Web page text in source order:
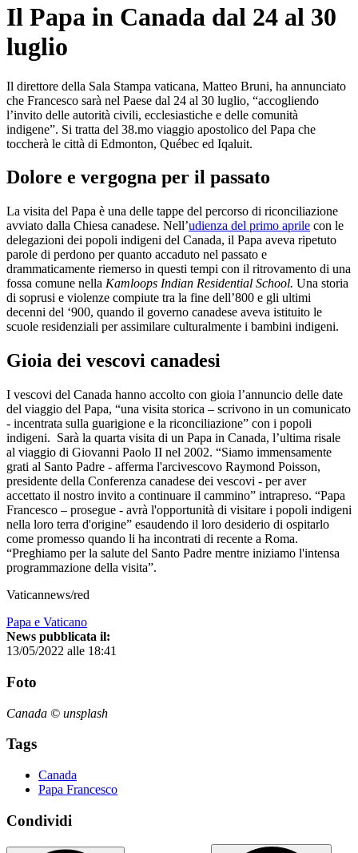
Il Papa in Canada dal 24 al 30
luglio
Il direttore della Sala Stampa vaticana, Matteo Bruni, ha annunciato
che Francesco sarà nel Paese dal 24 al 30 luglio, “accogliendo
l’invito delle autorità civili, ecclesiastiche e delle comunità
indigene”. Si tratta del 38.mo viaggio apostolico del Papa che
toccherà le città di Edmonton, Québec ed Iqaluit.
Dolore e vergogna per il passato
La visita del Papa è una delle tappe del percorso di riconciliazione
avviato dalla Chiesa canadese. Nell’udienza del primo aprile con le
delegazioni dei popoli indigeni del Canada, il Papa aveva ripetuto
parole di perdono per quanto accaduto nel passato e
drammaticamente riemerso in questi tempi con il ritrovamento di una
fossa comune nella Kamloops Indian Residential School. Una storia
di soprusi e violenze compiute tra la fine dell’800 e gli ultimi
decenni del ‘900, quando il governo canadese aveva istituito le
scuole residenziali per assimilare culturalmente i bambini indigeni.
Gioia dei vescovi canadesi
I vescovi del Canada hanno accolto con gioia l’annuncio delle date
del viaggio del Papa, “una visita storica – scrivono in un comunicato
- incentrata sulla guarigione e la riconciliazione” con i popoli
indigeni. Sarà la quarta visita di un Papa in Canada, l’ultima risale
al viaggio di Giovanni Paolo II nel 2002. “Siamo immensamente
grati al Santo Padre - afferma l'arcivescovo Raymond Poisson,
presidente della Conferenza canadese dei vescovi - per aver
accettato il nostro invito a continuare il cammino” intrapreso. “Papa
Francesco – prosegue - avrà l'opportunità di visitare i popoli indigeni
nella loro terra d'origine” esaudendo il loro desiderio di ospitarlo
come promesso quando li ha incontrati di recente a Roma.
“Preghiamo per la salute del Santo Padre mentre iniziamo l'intensa
programmazione della visita”.
Vaticannews/red
Papa e Vaticano
News pubblicata il:
13/05/2022 alle 18:41
Foto
Canada © unsplash
Tags
Canada
Papa Francesco
Condividi